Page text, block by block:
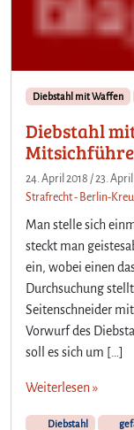
Diebstahl mit Waffen
Diebstahl
24. April 2018 /23. April
Strafrecht - Berlin-
Man stelle sich
steckt man
ein, wobei einen
Durchsuchung
Seitenschneider
Vorwurf des
soll es sich um […]
Weiterlesen »
Diebstahl